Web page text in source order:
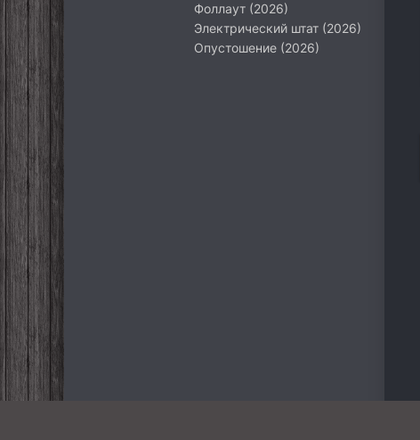
Фоллаут (2026)
Электрический штат (2026)
Опустошение (2026)